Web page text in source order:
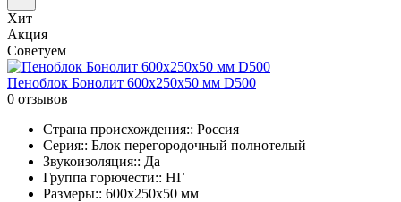
Хит
Акция
Советуем
Пеноблок Бонолит 600х250х50 мм D500
0 отзывов
Страна происхождения:: Россия
Серия:: Блок перегородочный полнотелый
Звукоизоляция:: Да
Группа горючести:: НГ
Размеры:: 600x250x50 мм